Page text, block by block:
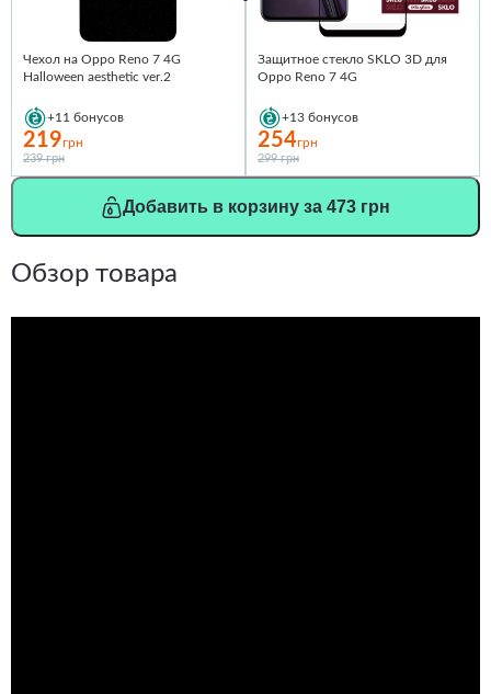
Чехол на Oppo Reno 7 4G
Halloween aesthetic ver.2
+11 бонусов
219грн
239 грн
Защитное стекло SKLO 3D для
Oppo Reno 7 4G
+13 бонусов
254грн
299 грн
Добавить в корзину за 473 грн
Обзор товара